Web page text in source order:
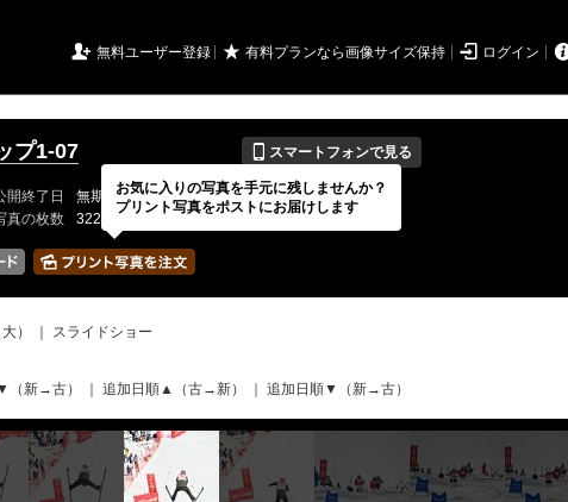
 無料ユーザー登録 ★ 有料プランなら画像サイズ保持  ログイン
プ1-07 📱 スマートフォンで見る
開終了日 無期限 イベントの期間
---
真の枚数 322 / 2000枚
）
スライドショー
（新→古） 追加日順▲（古→新） 追加日順▼（新→古）
お気に入りの写真を手元に残しませんか？
プリント写真をポストにお届けします